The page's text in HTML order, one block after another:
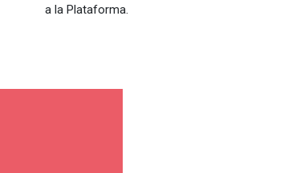
a la Plataforma.